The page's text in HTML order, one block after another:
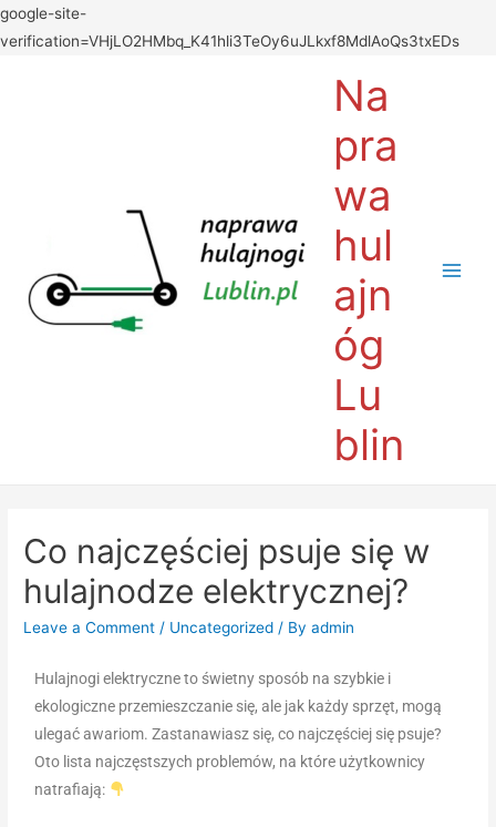
google-site-
verification=VHjLO2HMbq_K41hli3TeOy6uJLkxf8MdlAoQs3txEDs
Na
pra
wa
hul
ajn
óg
Lu
blin
Co najczęściej psuje się w
hulajnodze elektrycznej?
Leave a Comment / Uncategorized / Byadmin
Hulajnogi elektryczne to świetny sposób na szybkie i
ekologiczne przemieszczanie się, ale jak każdy sprzęt, mogą
ulegać awariom. Zastanawiasz się, co najczęściej się psuje?
Oto lista najczęstszych problemów, na które użytkownicy
natrafiają: